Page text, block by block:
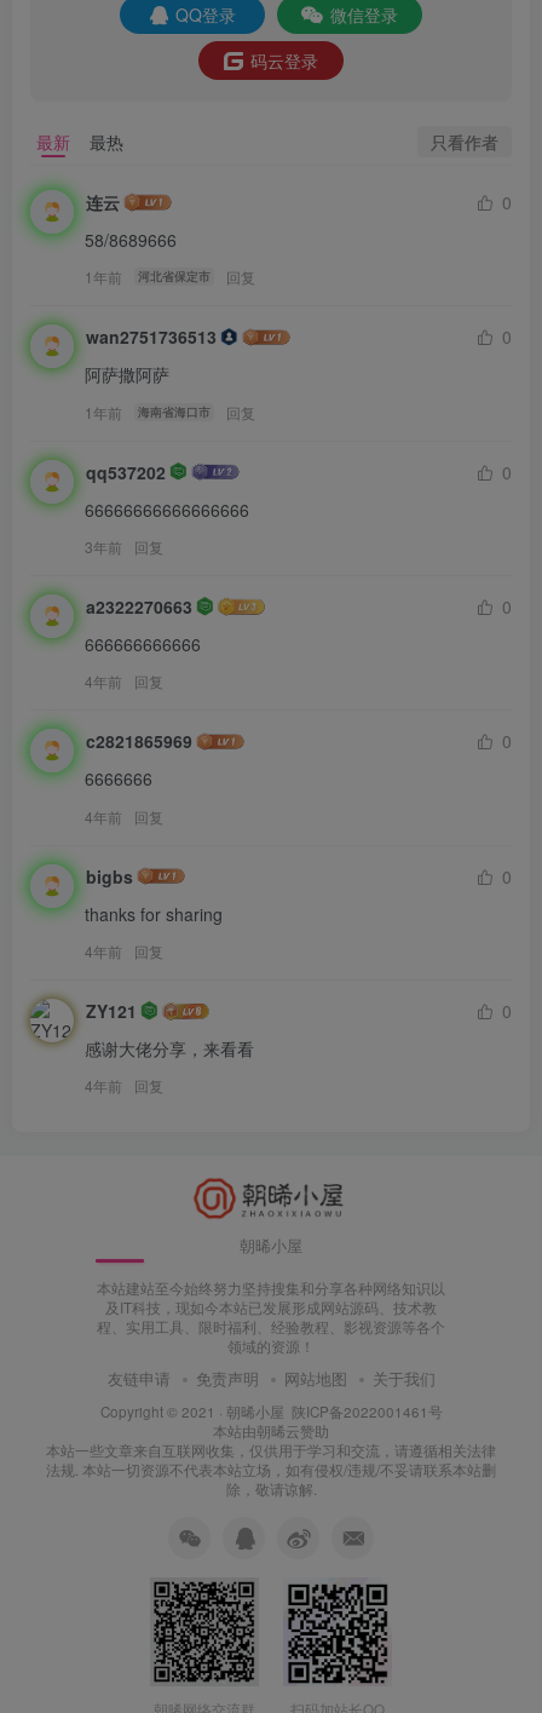
QQ登录
微信登录
码云登录
最新 最热 只看作者
连云
0
58/8689666
1年前 河北省保定市 回复
wan2751736513
0
阿萨撒阿萨
1年前 海南省海口市 回复
qq537202
0
66666666666666666
3年前 回复
a2322270663
0
666666666666
4年前 回复
c2821865969
0
6666666
4年前 回复
bigbs
0
thanks for sharing
4年前 回复
ZY121
0
感谢大佬分享，来看看
4年前 回复
朝晞小屋
本站建站至今始终努力坚持搜集和分享各种网络知识以
及IT科技，现如今本站已发展形成网站源码、技术教
程、实用工具、限时福利、经验教程、影视资源等各个
领域的资源！
友链申请 免责声明 网站地图 关于我们
Copyright © 2021 · 朝晞小屋 陕ICP备2022001461号
本站由朝晞云赞助
本站一些文章来自互联网收集，仅供用于学习和交流，请遵循相关法律
法规. 本站一切资源不代表本站立场，如有侵权/违规/不妥请联系本站删
除，敬请谅解.